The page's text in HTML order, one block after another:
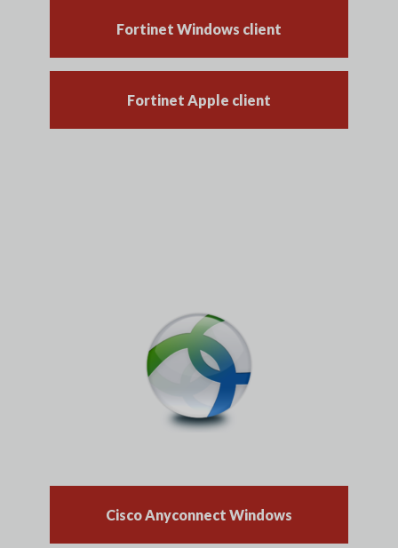
Fortinet Windows client
Fortinet Apple client
Cisco Anyconnect Windows